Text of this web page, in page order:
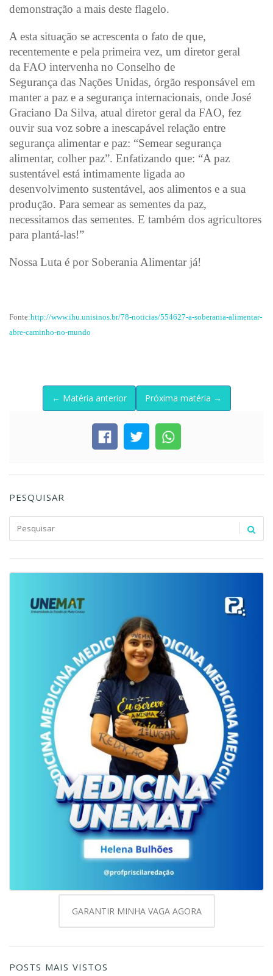
demonstração a mais deste flagelo.
A esta situação se acrescenta o fato de que,
recentemente e pela primeira vez, um diretor geral
da FAO intervenha no Conselho de
Segurança das Nações Unidas, órgão responsável em
manter a paz e a segurança internacionais, onde José
Graciano Da Silva, atual diretor geral da FAO, fez
ouvir sua voz sobre a inescapável relação entre
segurança alimentar e paz: “Semear segurança
alimentar, colher paz”. Enfatizando que: “A paz
sustentável está intimamente ligada ao
desenvolvimento sustentável, aos alimentos e a sua
produção. Para semear as sementes da paz,
necessitamos das sementes. E também dos agricultores
para plantá-las!”
Nossa Luta é por Soberania Alimentar já!
Fonte:http://www.ihu.unisinos.br/78-noticias/554627-a-soberania-alimentar-
abre-caminho-no-mundo
← Matéria anterior Próxima matéria →
PESQUISAR
GARANTIR MINHA VAGA AGORA
POSTS MAIS VISTOS